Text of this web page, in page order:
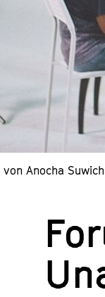
von Anocha